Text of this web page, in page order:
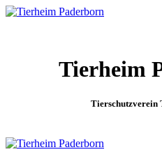
Tierheim
Tierschutzverein